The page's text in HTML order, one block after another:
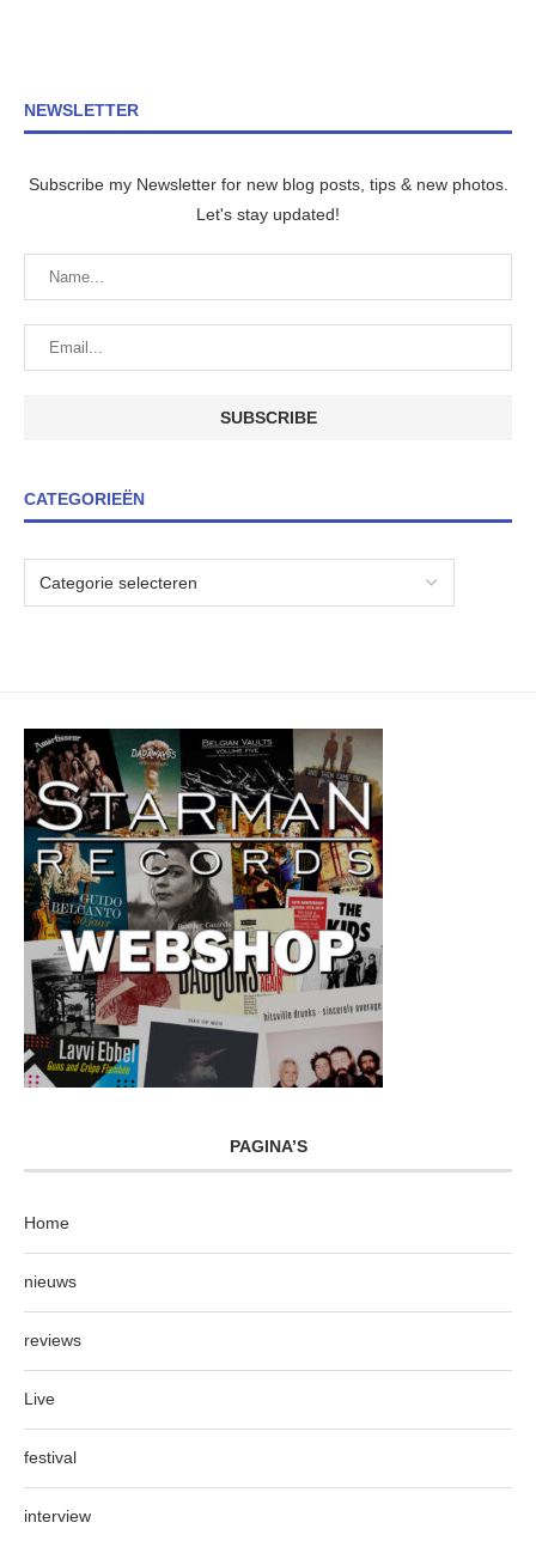
NEWSLETTER
Subscribe my Newsletter for new blog posts, tips & new photos.
Let's stay updated!
CATEGORIEËN
PAGINA’S
Home
nieuws
reviews
Live
festival
interview